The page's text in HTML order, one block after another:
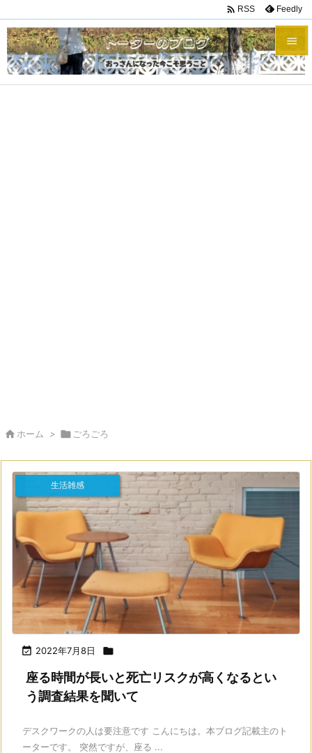


メニュ
 RSS Feedly
 ホーム >  ごろごろ
 2022年7月8日 
生活雑感
座る時間が長いと死亡リスクが高くなるとい
う調査結果を聞いて
デスクワークの人は要注意です こんにちは。本ブログ記載主のト
ーターです。 突然ですが、座る ...